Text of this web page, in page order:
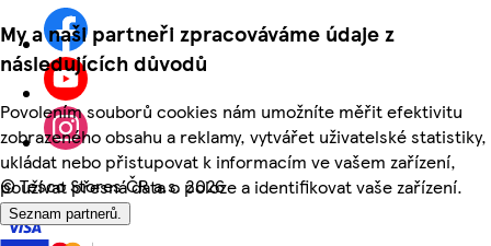
My a naši partneři zpracováváme údaje z
následujících důvodů
Povolením souborů cookies nám umožníte měřit efektivitu
zobrazeného obsahu a reklamy, vytvářet uživatelské statistiky,
ukládat nebo přistupovat k informacím ve vašem zařízení,
používat přesná data o poloze a identifikovat vaše zařízení.
Seznam partnerů.
©Tesco Stores ČR a.s. 2026